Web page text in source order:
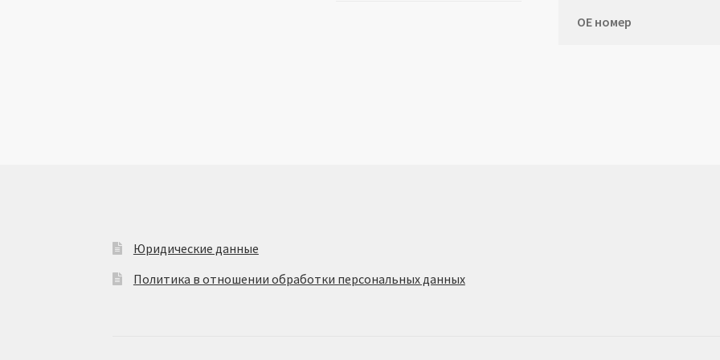
ОЕ номер
Юридические данные
Политика в отношении обработки персональных данных